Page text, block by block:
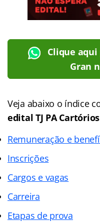
Clique aqui
Gran
Veja abaixo o índice
edital TJ PA Cartórios
Remuneração e
Inscrições
Cargos e vagas
Carreira
Etapas de prova